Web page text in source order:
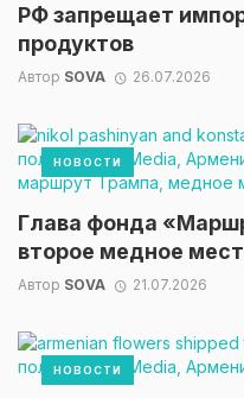
РФ запрещает
продуктов
Автор SOVA 26.07.2026
Глава фонда
второе медное
Автор SOVA 21.07.2026
НОВОСТИ
НОВОСТИ